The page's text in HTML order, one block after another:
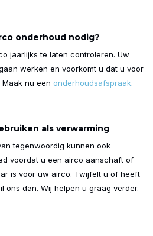
onderhoud nodig?
jaarlijks te laten controleren. Uw
werken en voorkomt u dat u voor
nu een onderhoudsafspraak.
als verwarming
tegenwoordig kunnen ook
voordat u een airco aanschaft of
is voor uw airco. Twijfelt u of heeft
ons dan. Wij helpen u graag verder.